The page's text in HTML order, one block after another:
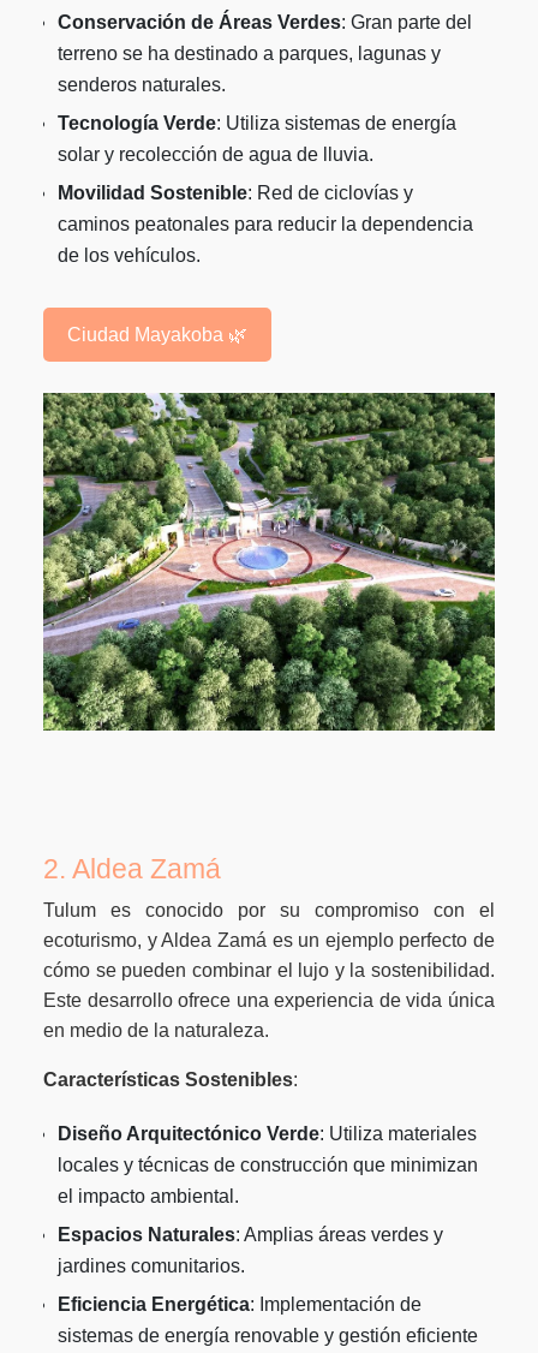
Conservación de Áreas Verdes: Gran parte del
terreno se ha destinado a parques, lagunas y
senderos naturales.
Tecnología Verde: Utiliza sistemas de energía
solar y recolección de agua de lluvia.
Movilidad Sostenible: Red de ciclovías y
caminos peatonales para reducir la dependencia
de los vehículos.
Ciudad Mayakoba 🌿
2. Aldea Zamá
Tulum es conocido por su compromiso con el
ecoturismo, y Aldea Zamá es un ejemplo perfecto de
cómo se pueden combinar el lujo y la sostenibilidad.
Este desarrollo ofrece una experiencia de vida única
en medio de la naturaleza.
Características Sostenibles:
Diseño Arquitectónico Verde: Utiliza materiales
locales y técnicas de construcción que minimizan
el impacto ambiental.
Espacios Naturales: Amplias áreas verdes y
jardines comunitarios.
Eficiencia Energética: Implementación de
sistemas de energía renovable y gestión eficiente